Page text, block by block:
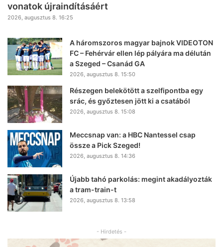
vonatok újraindításáért
2026, augusztus 8. 16:25
A háromszoros magyar bajnok VIDEOTON
FC – Fehérvár ellen lép pályára ma délután
a Szeged – Csanád GA
2026, augusztus 8. 15:50
Részegen belekötött a szelfipontba egy
srác, és győztesen jött ki a csatából
2026, augusztus 8. 15:08
Meccsnap van: a HBC Nantessel csap
össze a Pick Szeged!
2026, augusztus 8. 14:36
Újabb tahó parkolás: megint akadályozták
a tram-train-t
2026, augusztus 8. 13:58
- Hirdetés -